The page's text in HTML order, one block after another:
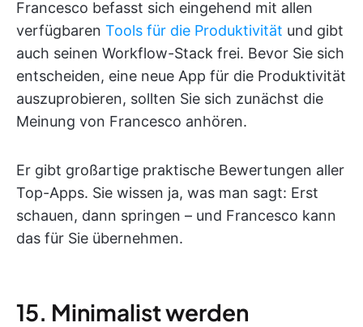
Francesco befasst sich eingehend mit allen
verfügbaren Tools für die Produktivität und gibt
auch seinen Workflow-Stack frei. Bevor Sie sich
entscheiden, eine neue App für die Produktivität
auszuprobieren, sollten Sie sich zunächst die
Meinung von Francesco anhören.
Er gibt großartige praktische Bewertungen aller
Top-Apps. Sie wissen ja, was man sagt: Erst
schauen, dann springen – und Francesco kann
das für Sie übernehmen.
15. Minimalist werden